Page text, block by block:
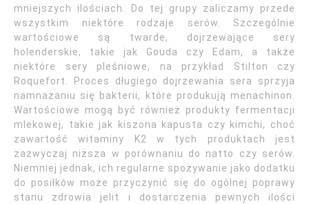
mniejszych ilościach. Do tej grupy zaliczamy przede
wszystkim niektóre rodzaje serów. Szczególnie
wartościowe są twarde, dojrzewające sery
holenderskie, takie jak Gouda czy Edam, a także
niektóre sery pleśniowe, na przykład Stilton czy
Roquefort. Proces długiego dojrzewania sera sprzyja
namnażaniu się bakterii, które produkują menachinon.
Wartościowe mogą być również produkty fermentacji
mlekowej, takie jak kiszona kapusta czy kimchi, choć
zawartość witaminy K2 w tych produktach jest
zazwyczaj niższa w porównaniu do natto czy serów.
Niemniej jednak, ich regularne spożywanie jako dodatku
do posiłków może przyczynić się do ogólnej poprawy
stanu zdrowia jelit i dostarczenia pewnych ilości